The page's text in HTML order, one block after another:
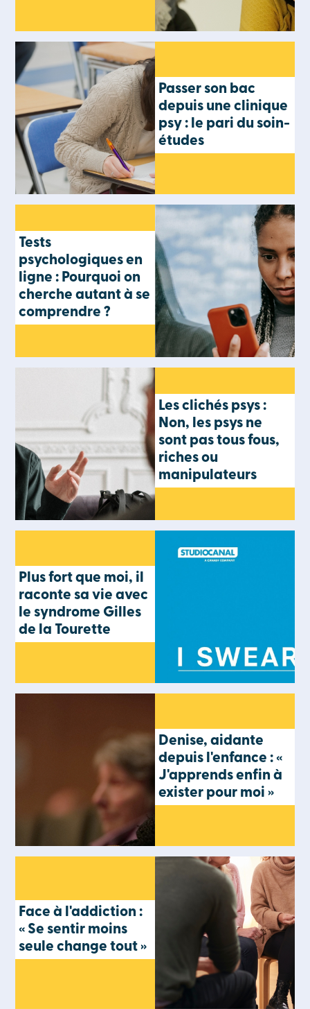
Passer son bac
depuis une clinique
psy : le pari du soin-
études
Tests
psychologiques en
ligne : Pourquoi on
cherche autant à se
comprendre ?
Les clichés psys :
Non, les psys ne
sont pas tous fous,
riches ou
manipulateurs
Plus fort que moi, il
raconte sa vie avec
le syndrome Gilles
de la Tourette
Denise, aidante
depuis l'enfance : «
J'apprends enfin à
exister pour moi »
Face à l'addiction :
« Se sentir moins
seule change tout »